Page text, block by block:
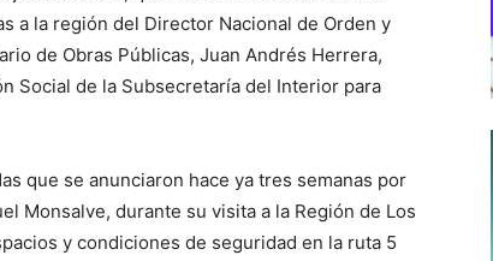
a la región del Director Nacional de Orden y
de Obras Públicas, Juan Andrés Herrera,
Social de la Subsecretaría del Interior para
que se anunciaron hace ya tres semanas por
Monsalve, durante su visita a la Región de Los
y condiciones de seguridad en la ruta 5